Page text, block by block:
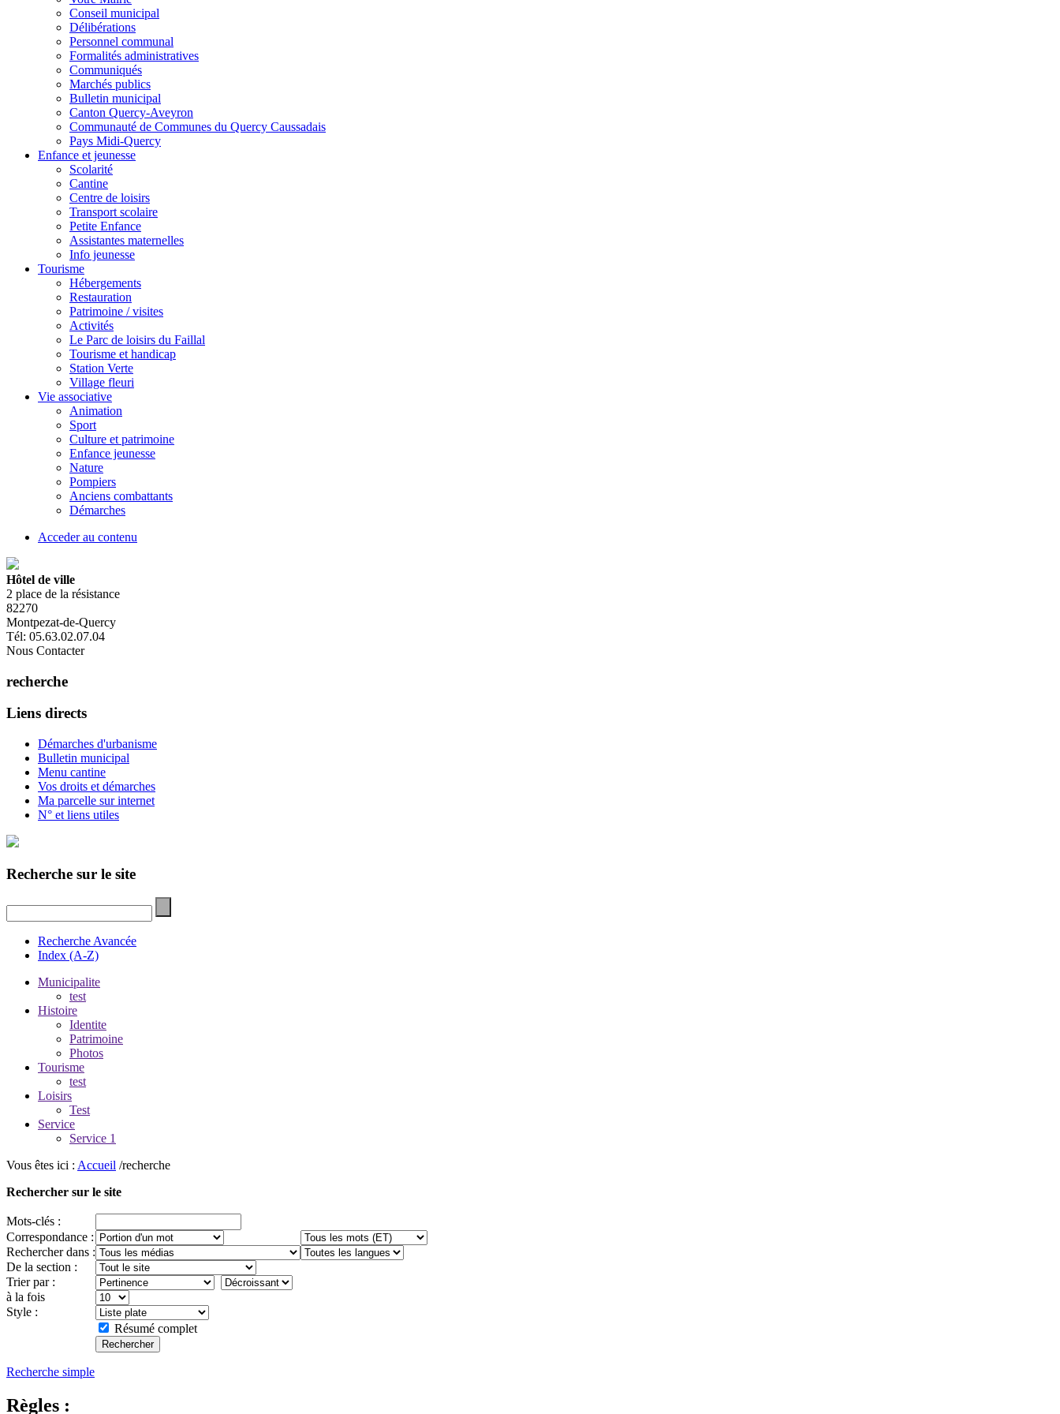
Conseil municipal
Délibérations
Personnel communal
Formalités administratives
Communiqués
Marchés publics
Bulletin municipal
Canton Quercy-Aveyron
Communauté de Communes du Quercy Caussadais
Pays Midi-Quercy
Enfance et jeunesse
Scolarité
Cantine
Centre de loisirs
Transport scolaire
Petite Enfance
Assistantes maternelles
Info jeunesse
Tourisme
Hébergements
Restauration
Patrimoine / visites
Activités
Le Parc de loisirs du Faillal
Tourisme et handicap
Station Verte
Village fleuri
Vie associative
Animation
Sport
Culture et patrimoine
Enfance jeunesse
Nature
Pompiers
Anciens combattants
Démarches
Acceder au contenu
Hôtel de ville
2 place de la résistance
82270
Montpezat-de-Quercy
Tél: 05.63.02.07.04
Nous Contacter
recherche
Liens directs
Démarches d'urbanisme
Bulletin municipal
Menu cantine
Vos droits et démarches
Ma parcelle sur internet
N° et liens utiles
Recherche sur le site
Recherche Avancée
Index (A-Z)
Municipalite
test
Histoire
Identite
Patrimoine
Photos
Tourisme
test
Loisirs
Test
Service
Service 1
Vous êtes ici : Accueil /recherche
Rechercher sur le site
Mots-clés :
Correspondance :
Rechercher dans :
De la section :
Trier par :
à la fois
Style :
Résumé complet
Recherche simple
Règles :